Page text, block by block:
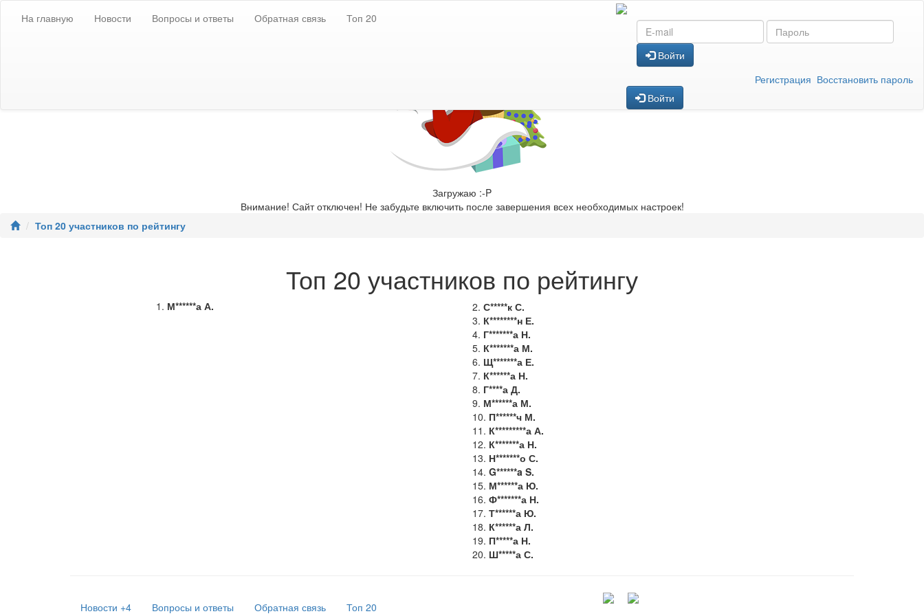
Загружаю :-P
На главную Новости Вопросы и ответы Обратная связь Топ 20
Войти
Регистрация Восстановить пароль
Войти
Внимание! Сайт отключен! Не забудьте включить после завершения всех необходимых настроек!
Топ 20 участников по рейтингу
Топ 20 участников по рейтингу
1. М******а А. 2. С*****к С.
3. К********н Е.
4. Г*******а Н.
5. К*******а М.
6. Щ*******а Е.
7. К******а Н.
8. Г****а Д.
9. М******а М.
10. П******ч М.
11. К*********а А.
12. К*******а Н.
13. Н*******о С.
14. G******a S.
15. М******а Ю.
16. Ф*******а Н.
17. Т******а Ю.
18. К******а Л.
19. П*****а Н.
20. Ш*****а С.
Новости +4 Вопросы и ответы Обратная связь Топ 20